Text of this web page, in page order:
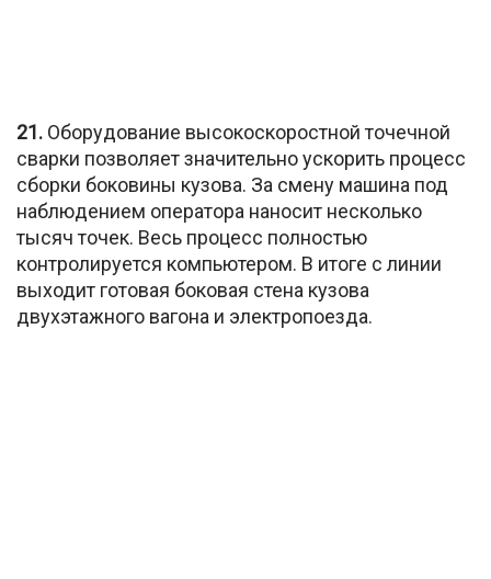
21. Оборудование высокоскоростной точечной
сварки позволяет значительно ускорить процесс
сборки боковины кузова. За смену машина под
наблюдением оператора наносит несколько
тысяч точек. Весь процесс полностью
контролируется компьютером. В итоге с линии
выходит готовая боковая стена кузова
двухэтажного вагона и электропоезда.